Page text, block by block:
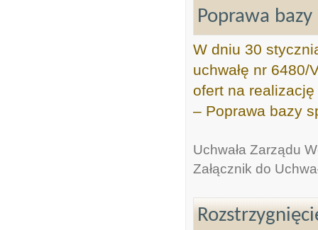
Poprawa
W dniu 30
uchwałę nr
ofert na
– Poprawa bazy
Uchwała Zarządu
Załącznik do